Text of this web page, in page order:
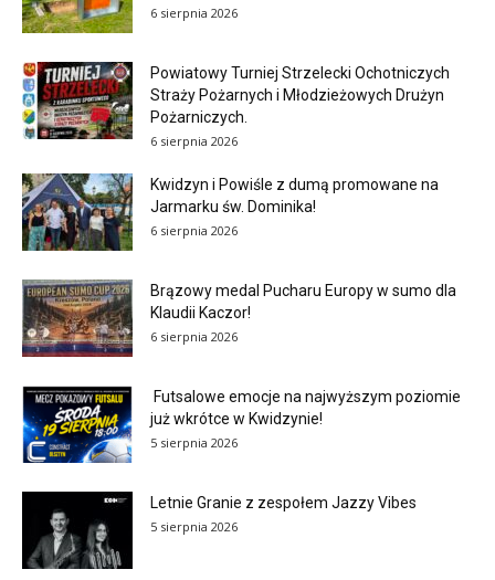
6 sierpnia 2026
Powiatowy Turniej Strzelecki Ochotniczych
Straży Pożarnych i Młodzieżowych Drużyn
Pożarniczych.
6 sierpnia 2026
Kwidzyn i Powiśle z dumą promowane na
Jarmarku św. Dominika!
6 sierpnia 2026
Brązowy medal Pucharu Europy w sumo dla
Klaudii Kaczor!
6 sierpnia 2026
Futsalowe emocje na najwyższym poziomie
już wkrótce w Kwidzynie!
5 sierpnia 2026
Letnie Granie z zespołem Jazzy Vibes
5 sierpnia 2026